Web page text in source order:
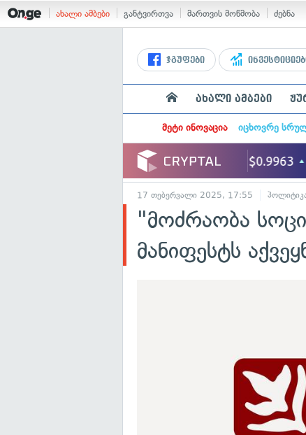
ახალი ამბები განტვირთვა მართვის მოწმობა ძებნა
ჯგუფები
ახალი ამბები
მეტი ინოვაცია იცხოვრე
17 თებერვალი 2025, 17:55
"მოძრაობა
მანიფესტს